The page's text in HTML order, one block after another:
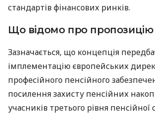
стандартів фінансових ринків.
Що відомо про пропозицію
Зазначається, що концепція
імплементацію європейських
професійного пенсійного
посилення захисту пенсійних
учасників третього рівня пенсійної